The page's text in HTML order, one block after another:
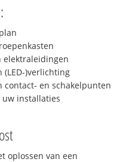
elektraleidingen
(LED-)verlichting
contact- en schakelpunten
uw installaties
oplossen van een